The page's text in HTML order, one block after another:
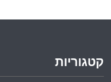
קטגוריות